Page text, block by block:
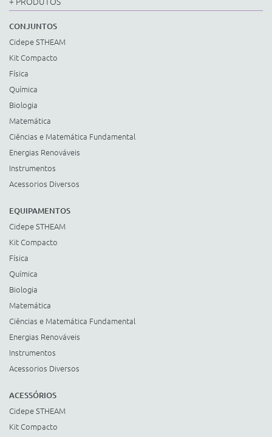
CONJUNTOS
Cidepe STHEAM
Kit Compacto
Física
Química
Biologia
Matemática
Ciências e Matemática Fundamental
Energias Renováveis
Instrumentos
Acessorios Diversos
EQUIPAMENTOS
Cidepe STHEAM
Kit Compacto
Física
Química
Biologia
Matemática
Ciências e Matemática Fundamental
Energias Renováveis
Instrumentos
Acessorios Diversos
ACESSÓRIOS
Cidepe STHEAM
Kit Compacto